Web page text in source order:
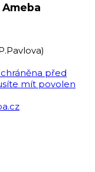
před
mít povolen